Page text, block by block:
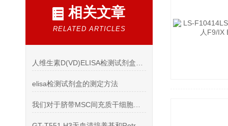
相关文章
RELATED ARTICLES
elisa检测试剂盒的测定方法